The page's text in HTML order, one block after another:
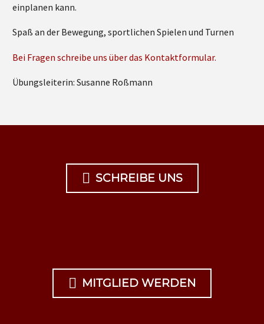
einplanen kann.
Spaß an der Bewegung, sportlichen Spielen und Turnen
Bei Fragen schreibe uns über das Kontaktformular.
Übungsleiterin: Susanne Roßmann
 SCHREIBE UNS
 MITGLIED WERDEN